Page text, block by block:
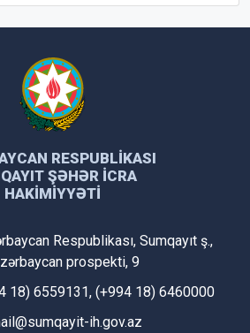
RESPUBLIKASI
ŞƏHƏR İCRA
HAKIMIYYƏTI
Respublikası, Sumqayıt ş.,
prospekti, 9
18) 6559131, (+994 18) 6460000
ih.gov.az